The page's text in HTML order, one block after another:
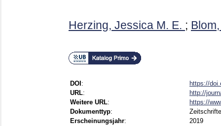
Herzing, Jessica M. E. ;
DOI :
https://
URL:
http://
Weitere URL:
https://
Dokumenttyp:
Erscheinungsjahr:
2019